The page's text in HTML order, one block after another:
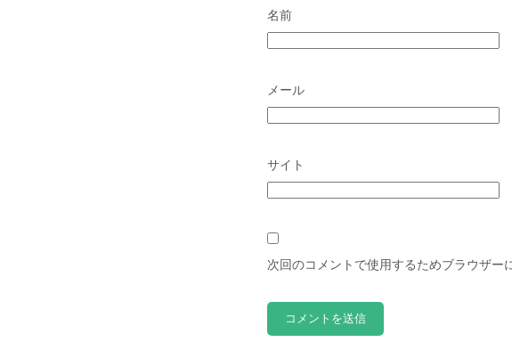
名前
メール
サイト
次回のコメントで使用するためブラウザー